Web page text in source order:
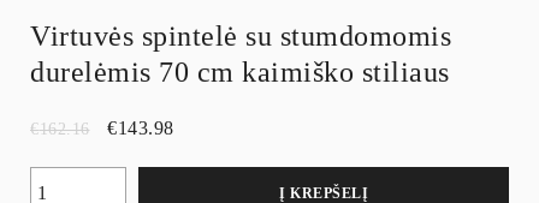
Virtuvės spintelė su stumdomomis
durelėmis 70 cm kaimiško stiliaus
€162.16 €143.98
Į KREPŠELĮ